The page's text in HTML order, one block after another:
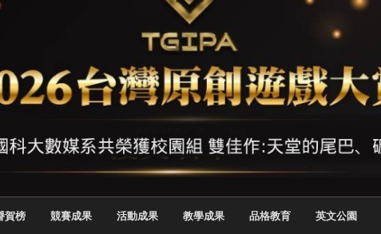
專廣播詞競賽英文組佳作
比賽」成績出爐
」 點亮智慧金融時代的跨域新局
索金融實習優勢
影展最高榮譽白金獎
戲抱回金點新秀獎
賀榜 競賽成果 活動成果 教學成果 品格教育 英文公園